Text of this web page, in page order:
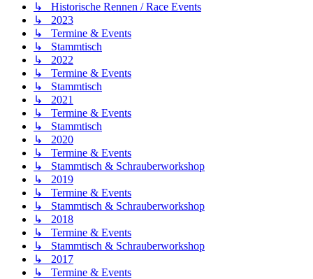
↳ Historische Rennen / Race Events
↳ 2023
↳ Termine & Events
↳ Stammtisch
↳ 2022
↳ Termine & Events
↳ Stammtisch
↳ 2021
↳ Termine & Events
↳ Stammtisch
↳ 2020
↳ Termine & Events
↳ Stammtisch & Schrauberworkshop
↳ 2019
↳ Termine & Events
↳ Stammtisch & Schrauberworkshop
↳ 2018
↳ Termine & Events
↳ Stammtisch & Schrauberworkshop
↳ 2017
↳ Termine & Events